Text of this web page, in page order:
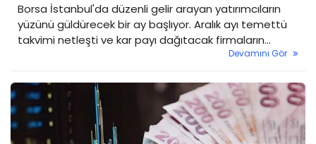
Borsa İstanbul'da düzenli gelir arayan yatırımcıların
yüzünü güldürecek bir ay başlıyor. Aralık ayı temettü
takvimi netleşti ve kar payı dağıtacak firmaların
listesi, hisse başı net temettü tutarları ve ödeme
tarihleri belli oldu. Bu ay temettü verecek şirket sayısı
dikkat çekici seviyeye ulaştı.
Devamını Gör